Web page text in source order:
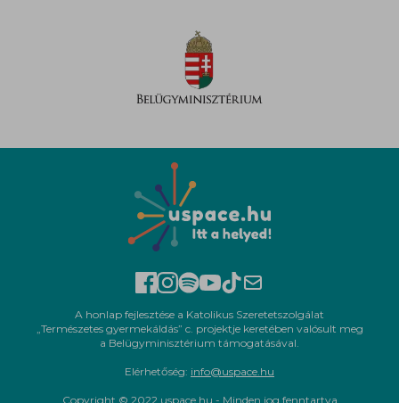
A honlap fejlesztése a Katolikus Szeretetszolgálat
„Természetes gyermekáldás” c. projektje keretében valósult meg
a Belügyminisztérium támogatásával.
Elérhetőség: info@uspace.hu
Copyright © 2022 uspace.hu - Minden jog fenntartva